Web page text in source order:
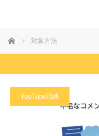
ホーム 対象方法
YouTube戦略